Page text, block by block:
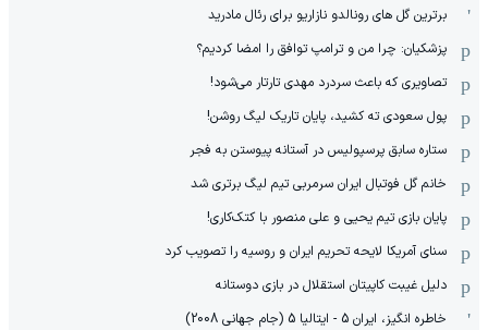
برترین گل های رونالدو نازاریو برای رئال مادرید
پزشکیان: چرا من و ترامپ توافق را امضا کردیم؟
تصاویری که باعث سردرد مهدی تارتار می‌شود!
پول سعودی ته کشید، پایان تاریک لیگ روشن!
ستاره سابق پرسپولیس در آستانه پیوستن به فجر
خانم گل فوتبال ایران سرمربی تیم لیگ برتری شد
پایان بازی تیم یحیی و علی منصور با کتک‌کاری!
سنای آمریکا لایحه تحریم ایران و روسیه را تصویب کرد
دلیل غیبت کاپیتان استقلال در بازی دوستانه
خاطره انگیز، ایران 5 - ایتالیا 5 (جام جهانی 2008)